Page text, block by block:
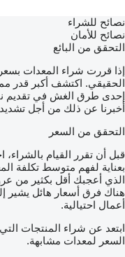
نصائح للشراء
نصائح للأمان
التحقق من البائع
إذا قررت شراء المعدات
الحقيقي. اكتشف أكبر قدر
إحدى طرق الغش في تقديم
أخبرنا عن ذلك من أجل
التحقق من السعر
قبل أن تقرر القيام
بعناية لفهم متوسط تكلفة
الذي أعجبك أقل بكثير من
هناك فرق أسعار هائل يشير
أعمال احتيالية.
ابتعد عن شراء المنتجات
السعر لمعدات مشابهة.